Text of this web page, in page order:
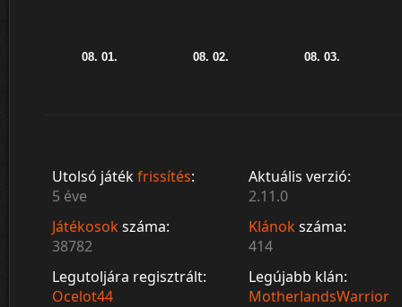
Utolsó játékfrissítés:
5 éve
Aktuális verzió:
2.11.0
Játékosokszáma:
38782
Klánokszáma:
414
Legutoljára regisztrált:
Ocelot44
Legújabb klán:
MotherlandsWarrior